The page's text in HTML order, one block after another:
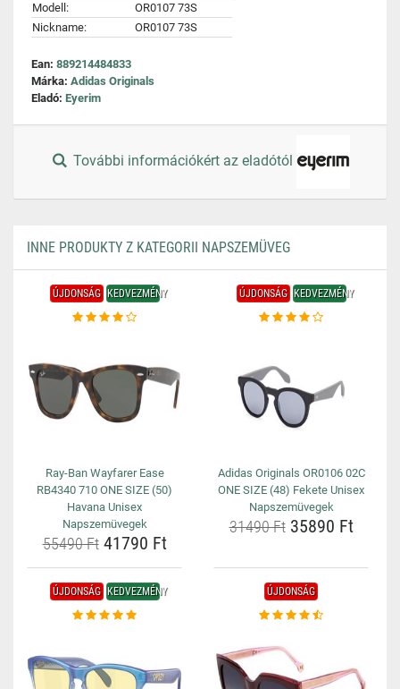
Modell:
OR0107 73S
Nickname:
OR0107 73S
Ean: 889214484833
Márka: Adidas Originals
Eladó: Eyerim
További információkért az eladótól
INNE PRODUKTY Z KATEGORII NAPSZEMÜVEG
ÚJDONSÁG KEDVEZMÉNY
Ray-Ban Wayfarer Ease
RB4340 710 ONE SIZE (50)
Havana Unisex
Napszemüvegek
55490 Ft41790 Ft
ÚJDONSÁG KEDVEZMÉNY
Adidas Originals OR0106 02C
ONE SIZE (48) Fekete Unisex
Napszemüvegek
31490 Ft35890 Ft
ÚJDONSÁG KEDVEZMÉNY ÚJDONSÁG